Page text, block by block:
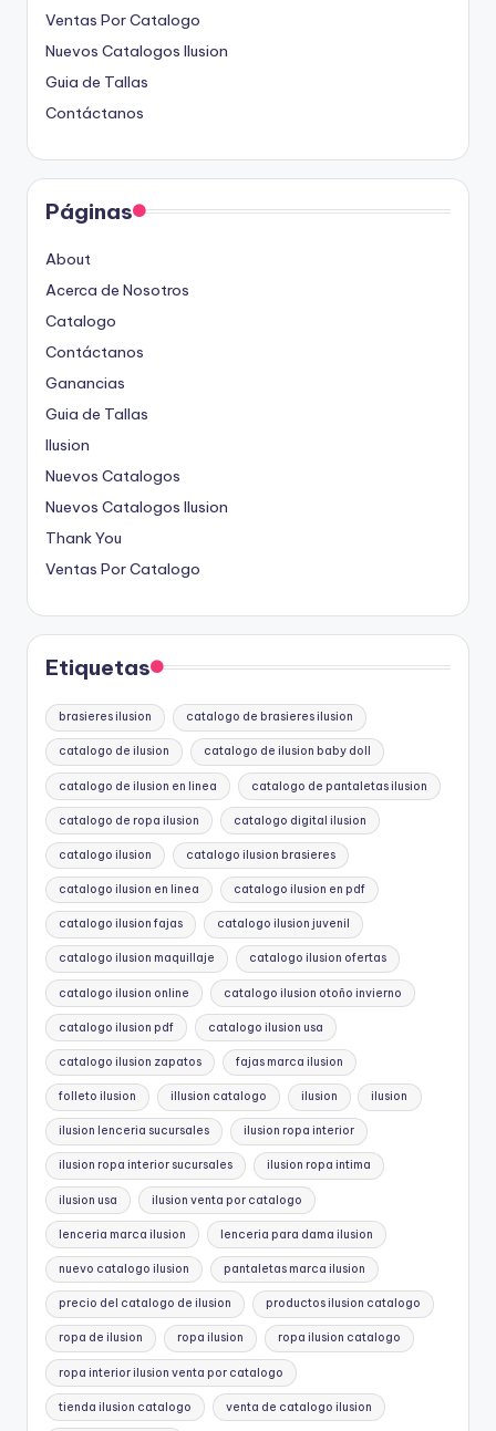
Ventas Por Catalogo
Nuevos Catalogos Ilusion
Guia de Tallas
Contáctanos
Páginas
About
Acerca de Nosotros
Catalogo
Contáctanos
Ganancias
Guia de Tallas
Ilusion
Nuevos Catalogos
Nuevos Catalogos Ilusion
Thank You
Ventas Por Catalogo
Etiquetas
brasieres ilusion catalogo de brasieres ilusion
catalogo de ilusion catalogo de ilusion baby doll
catalogo de ilusion en linea catalogo de pantaletas ilusion
catalogo de ropa ilusion catalogo digital ilusion
catalogo ilusion catalogo ilusion brasieres
catalogo ilusion en linea catalogo ilusion en pdf
catalogo ilusion fajas catalogo ilusion juvenil
catalogo ilusion maquillaje catalogo ilusion ofertas
catalogo ilusion online catalogo ilusion otoño invierno
catalogo ilusion pdf catalogo ilusion usa
catalogo ilusion zapatos fajas marca ilusion
folleto ilusion illusion catalogo ilusion ilusion
ilusion lenceria sucursales ilusion ropa interior
ilusion ropa interior sucursales ilusion ropa intima
ilusion usa ilusion venta por catalogo
lenceria marca ilusion lenceria para dama ilusion
nuevo catalogo ilusion pantaletas marca ilusion
precio del catalogo de ilusion productos ilusion catalogo
ropa de ilusion ropa ilusion ropa ilusion catalogo
ropa interior ilusion venta por catalogo
tienda ilusion catalogo venta de catalogo ilusion